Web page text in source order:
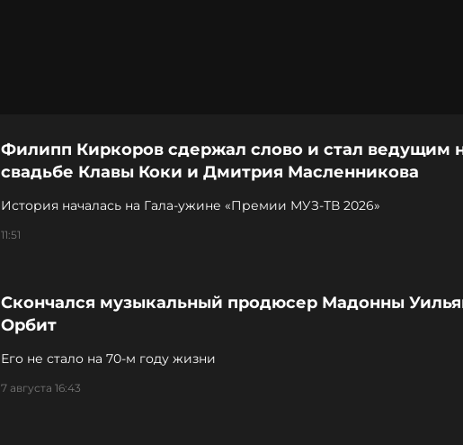
Филипп Киркоров сдержал слово и стал ведущим
свадьбе Клавы Коки и Дмитрия Масленникова
История началась на Гала-ужине «Премии МУЗ-ТВ 2026»
11:51
Скончался музыкальный продюсер Мадонны
Орбит
Его не стало на 70-м году жизни
7 августа 16:43